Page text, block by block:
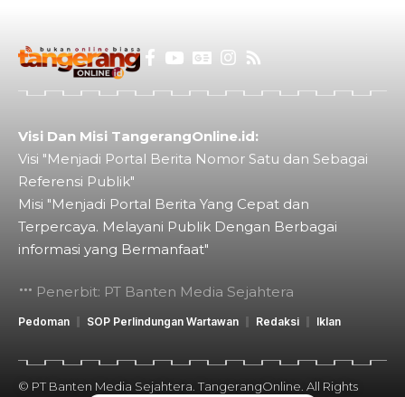
Visi Dan Misi TangerangOnline.id:
Visi "Menjadi Portal Berita Nomor Satu dan Sebagai
Referensi Publik"
Misi "Menjadi Portal Berita Yang Cepat dan
Terpercaya. Melayani Publik Dengan Berbagai
informasi yang Bermanfaat"
Penerbit: PT Banten Media Sejahtera
Pedoman SOP Perlindungan Wartawan Redaksi Iklan
© PT Banten Media Sejahtera. TangerangOnline. All Rights